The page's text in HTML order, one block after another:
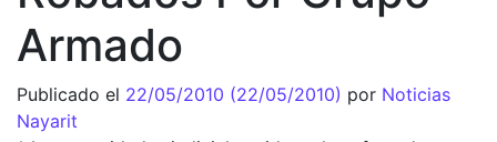
Armado
Publicado el 22/05/2010 (22/05/2010) por Noticias
Nayarit